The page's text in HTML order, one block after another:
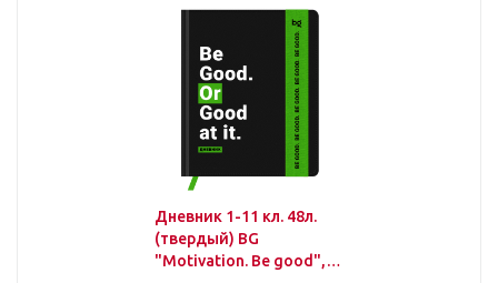
Дневник 1-11 кл. 48л.
(твердый) BG
"Motivation. Be good",